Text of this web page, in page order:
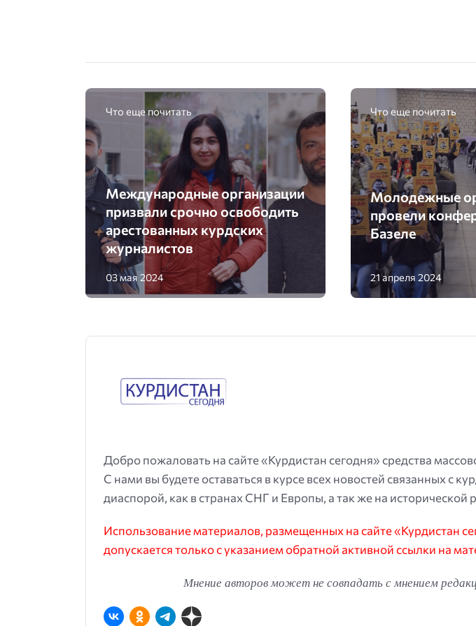
Что еще почитать
Международные организации
призвали срочно освободить
арестованных курдских
журналистов
03 мая 2024
Что еще почитать
Молодежные
провели
Базеле
21 апреля 2024
Добро пожаловать на сайте «Курдистан сегодня» средства
С нами вы будете оставаться в курсе всех новостей связанных с
диаспорой, как в странах СНГ и Европы, а так же на исторической
Использование материалов, размещенных на сайте «Курдистан
допускается только с указанием обратной активной ссылки на
Мнение авторов может не совпадать с мнением